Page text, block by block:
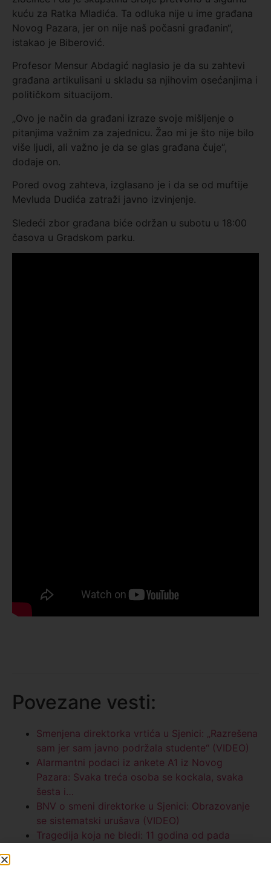
kuću za Ratka Mladića. Ta odluka nije u ime građana
Novog Pazara, jer on nije naš počasni građanin“,
istakao je Biberović.
Profesor Mensur Abdagić naglasio je da su zahtevi
građana artikulisani u skladu sa njihovim osećanjima i
političkom situacijom.
„Ovo je način da građani izraze svoje mišljenje o
pitanjima važnim za zajednicu. Žao mi je što nije bilo
više ljudi, ali važno je da se glas građana čuje“,
dodaje on.
Pored ovog zahteva, izglasano je i da se od muftije
Mevluda Dudića zatraži javno izvinjenje.
Sledeći zbor građana biće održan u subotu u 18:00
časova u Gradskom parku.
Povezane vesti:
Smenjena direktorka vrtića u Sjenici: „Razrešena
sam jer sam javno podržala studente“ (VIDEO)
Alarmantni podaci iz ankete A1 iz Novog
Pazara: Svaka treća osoba se kockala, svaka
šesta i…
BNV o smeni direktorke u Sjenici: Obrazovanje
se sistematski urušava (VIDEO)
Tragedija koja ne bledi: 11 godina od pada